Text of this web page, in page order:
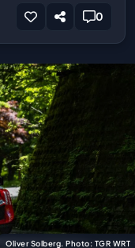
0
Oliver Solberg. Photo: TGR WRT